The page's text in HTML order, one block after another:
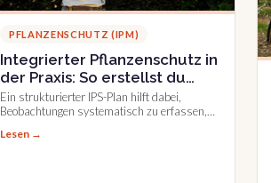
PFLANZENSCHUTZ (IPM)
Integrierter Pflanzenschutz in
der Praxis: So erstellst du
einen wirksamen IPS-Plan
Ein strukturierter IPS-Plan hilft dabei,
Beobachtungen systematisch zu erfassen,
Pflanzenschutzmaßnahmen gezielt
Lesen →